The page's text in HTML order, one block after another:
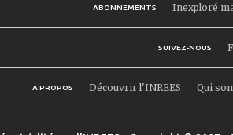
ABONNEMENTS Inexploré
SUIVEZ-NOUS
A PROPOS Découvrir l'INREES Qui